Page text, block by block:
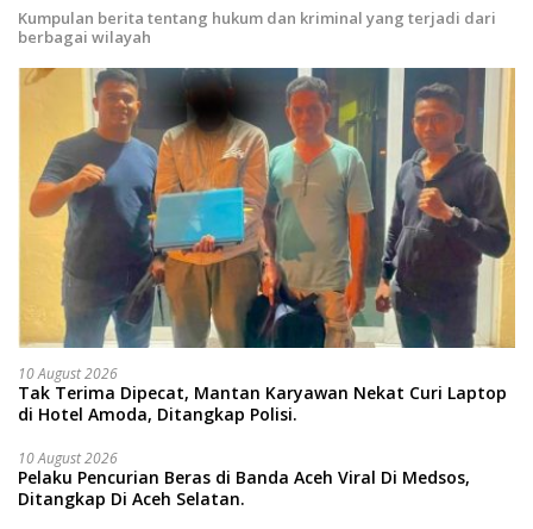
Kumpulan berita tentang hukum dan kriminal yang terjadi dari
berbagai wilayah
10 August 2026
Tak Terima Dipecat, Mantan Karyawan Nekat Curi Laptop
di Hotel Amoda, Ditangkap Polisi.
10 August 2026
Pelaku Pencurian Beras di Banda Aceh Viral Di Medsos,
Ditangkap Di Aceh Selatan.